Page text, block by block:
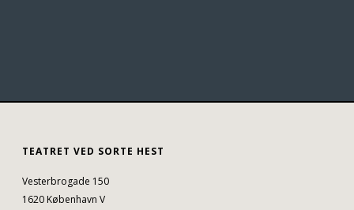
TEATRET VED SORTE HEST
Vesterbrogade 150
1620 København V